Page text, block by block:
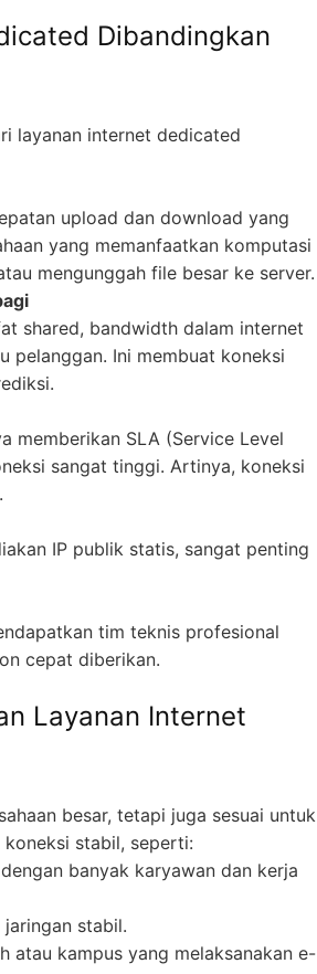
Dibandingkan
layanan internet dedicated
upload dan download yang
yang memanfaatkan komputasi
mengunggah file besar ke server.
shared, bandwidth dalam internet
pelanggan. Ini membuat koneksi
memberikan SLA (Service Level
sangat tinggi. Artinya, koneksi
IP publik statis, sangat penting
tim teknis profesional
cepat diberikan.
Layanan Internet
besar, tetapi juga sesuai untuk
stabil, seperti:
banyak karyawan dan kerja
stabil.
atau kampus yang melaksanakan e-